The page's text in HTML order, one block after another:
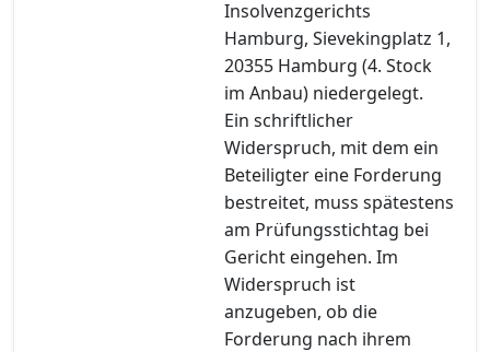
Insolvenzgerichts
Hamburg, Sievekingplatz 1,
20355 Hamburg (4. Stock
im Anbau) niedergelegt.
Ein schriftlicher
Widerspruch, mit dem ein
Beteiligter eine Forderung
bestreitet, muss spätestens
am Prüfungsstichtag bei
Gericht eingehen. Im
Widerspruch ist
anzugeben, ob die
Forderung nach ihrem